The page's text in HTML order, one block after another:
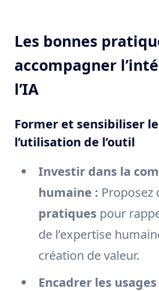
Les bonnes
accompagner
l’IA
Former et sensibiliser
l’utilisation de l’outil
Investir dans la
humaine : Proposez
pratiques pour
de l’expertise
création de valeur.
Encadrer les usages